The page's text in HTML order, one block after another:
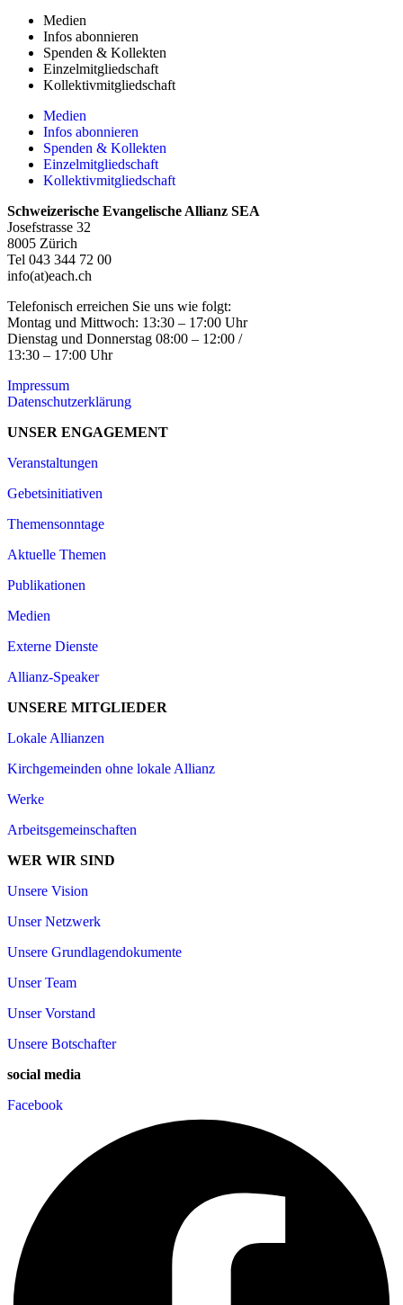
Medien
Infos abonnieren
Spenden & Kollekten
Einzelmitgliedschaft
Kollektivmitgliedschaft
Medien
Infos abonnieren
Spenden & Kollekten
Einzelmitgliedschaft
Kollektivmitgliedschaft
Schweizerische Evangelische Allianz SEA
Josefstrasse 32
8005 Zürich
Tel 043 344 72 00
info(at)each.ch
Telefonisch erreichen Sie uns wie folgt:
Montag und Mittwoch: 13:30 – 17:00 Uhr
Dienstag und Donnerstag 08:00 – 12:00 /
13:30 – 17:00 Uhr
Impressum
Datenschutzerklärung
UNSER ENGAGEMENT
Veranstaltungen
Gebetsinitiativen
Themensonntage
Aktuelle Themen
Publikationen
Medien
Externe Dienste
Allianz-Speaker
UNSERE MITGLIEDER
Lokale Allianzen
Kirchgemeinden ohne lokale Allianz
Werke
Arbeitsgemeinschaften
WER WIR SIND
Unsere Vision
Unser Netzwerk
Unsere Grundlagendokumente
Unser Team
Unser Vorstand
Unsere Botschafter
social media
Facebook